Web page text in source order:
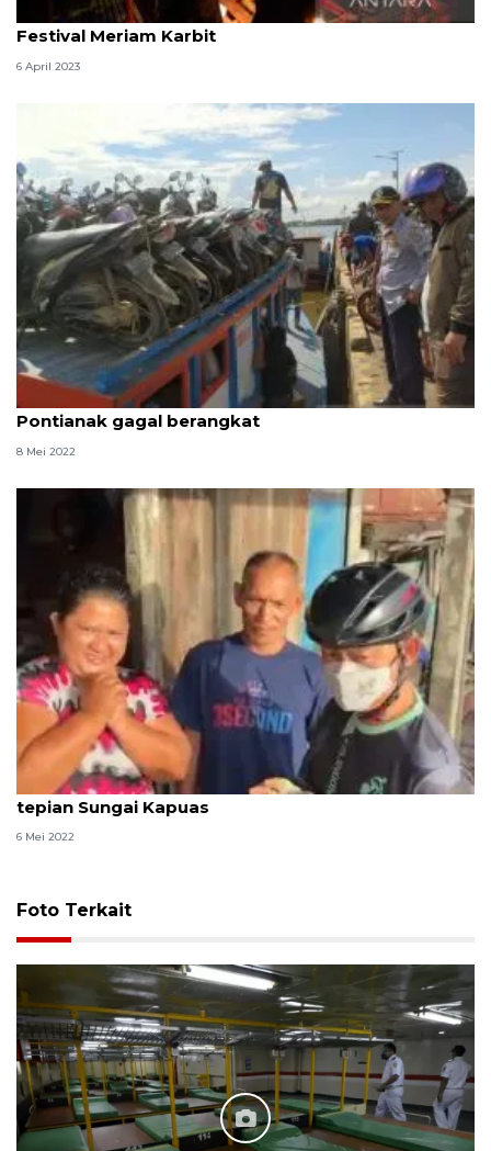
Sambut Takbiran, Pemkot Pontianak kembali gelar
Festival Meriam Karbit
6 April 2023
Ratusan calon penumpang KM Teluk Batang-
Pontianak gagal berangkat
8 Mei 2022
Wali Kota Pontianak berlebaran ke rumah warga
tepian Sungai Kapuas
6 Mei 2022
Foto Terkait